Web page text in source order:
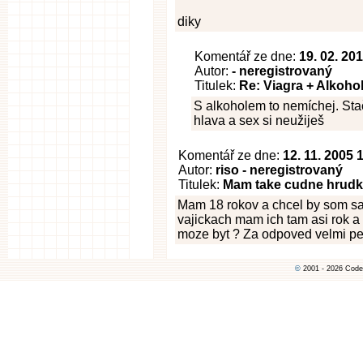
diky
Komentář ze dne: 19. 02.
Autor: - neregistrovaný
Titulek: Re: Viagra + Alkohol
S alkoholem to nemíchej.
hlava a sex si neužiješ
Komentář ze dne: 12. 11. 2005
Autor: riso - neregistrovaný
Titulek: Mam take cudne
Mam 18 rokov a chcel by som
vajickach mam ich tam asi rok
moze byt ? Za odpoved velmi
© 2001 - 2026